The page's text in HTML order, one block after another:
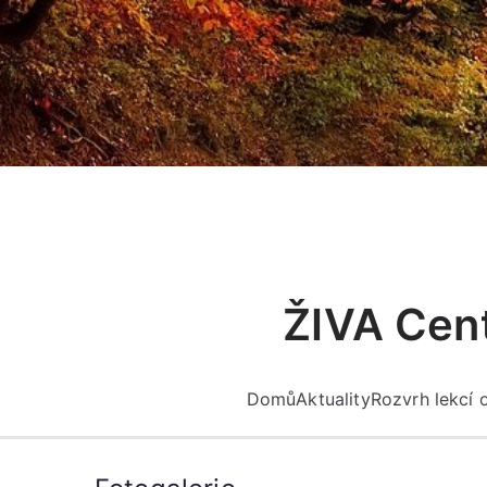
Přeskočit
na
obsah
ŽIVA
DomůAktualityRozvrh lekcí